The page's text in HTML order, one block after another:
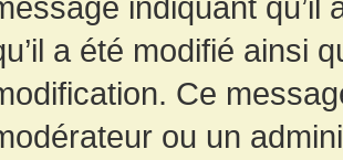
a été modifié ainsi
Ce
ou un